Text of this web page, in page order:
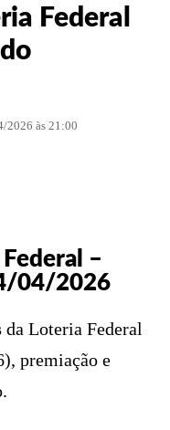
Federal
2026 às 21:00
–
04/2026
da Loteria Federal
premiação e